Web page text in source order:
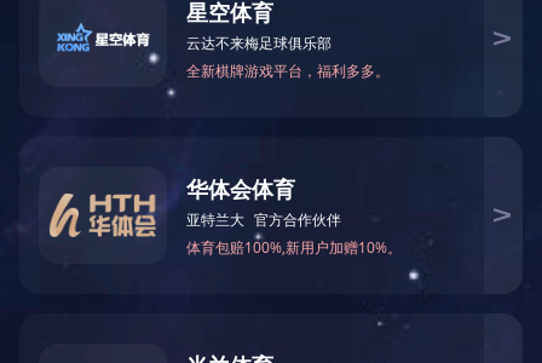
半岛online(中国)琼湖建材经营有限公司
半岛online(中国)琼湖建材经营有限公司是半岛online(中国
司，成立于2021年9月27日，注册资本8000万元，主要经营范
（板）加工生产；装配式建筑构件生产；建材销售等。
半岛online(中国)琼湖建材经营有限公司目前主要业务为